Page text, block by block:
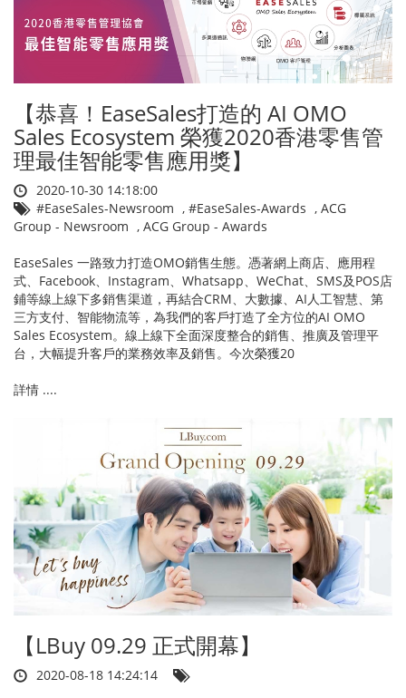
【恭喜！EaseSales打造的 AI OMO
Sales Ecosystem 榮獲2020香港零售管
理最佳智能零售應用獎】
2020-10-30 14:18:00
#EaseSales-Newsroom , #EaseSales-Awards , ACG
Group - Newsroom , ACG Group - Awards
EaseSales 一路致力打造OMO銷售生態。憑著網上商店、應用程
式、Facebook、Instagram、Whatsapp、WeChat、SMS及POS店
鋪等線上線下多銷售渠道，再結合CRM、大數據、AI人工智慧、第
三方支付、智能物流等，為我們的客戶打造了全方位的AI OMO
Sales Ecosystem。線上線下全面深度整合的銷售、推廣及管理平
台，大幅提升客戶的業務效率及銷售。今次榮獲20
詳情 ....
【LBuy 09.29 正式開幕】​
2020-08-18 14:24:14